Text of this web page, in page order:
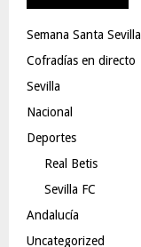
Semana Santa Sevilla
Cofradías en directo
Sevilla
Nacional
Deportes
Real Betis
Sevilla FC
Andalucía
Uncategorized